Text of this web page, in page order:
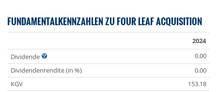
FUNDAMENTALKENNZAHLEN ZU FOUR LEAF ACQUISITION
2024
Dividende
0.00
Dividendenrendite (in %)
0.00
KGV
153.18